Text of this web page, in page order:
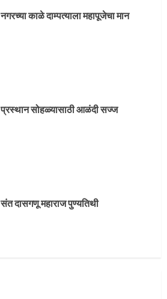
प्रस्थान सोहळ्यासाठी आळंदी सज्ज
संत दासगणू महाराज पुण्यतिथी
जवानाला मिळाला महापूजेचा मान